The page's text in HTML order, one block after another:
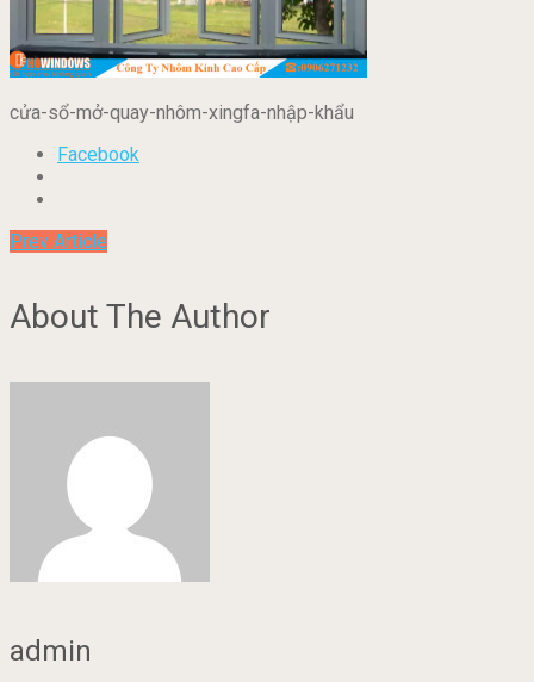
cửa-sổ-mở-quay-nhôm-xingfa-nhập-khẩu
Facebook
Prev Article
About The Author
admin